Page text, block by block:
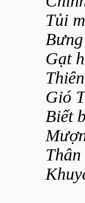
Tủi
Gạt
Gió
Biết